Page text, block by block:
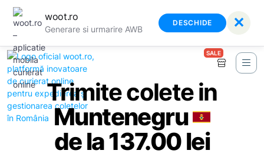
woot.ro
Generare si urmarire AWB
DESCHIDE ✕
SALE
Trimite colete in
Muntenegru
de la 137.00 lei